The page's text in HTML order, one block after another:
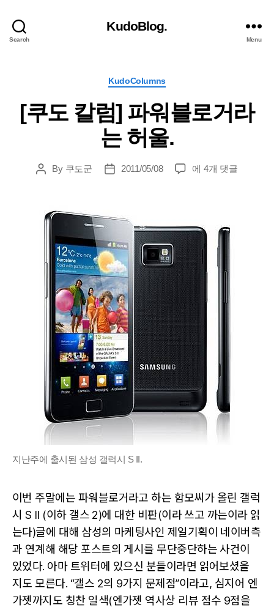
Search
KudoBlog.
Menu
Categories
KudoColumns
[쿠도 칼럼] 파워블로거라
는 허울.
PostBy 쿠도군
Post2011/05/08
[쿠
워
블
로
거
는
울.
에 4개 댓글
지난주에 출시된 삼성 갤럭시 S II.
이번 주말에는 파워블로거라고 하는 함모씨가 올린 갤럭
시 S II (이하 갤스 2)에 대한 비판(이라 쓰고 까는이라 읽
는다)글에 대해 삼성의 마케팅사인 제일기획이 네이버측
과 연계해 해당 포스트의 게시를 무단중단하는 사건이
있었다. 아마 트위터에 있으신 분들이라면 읽어보셨을
지도 모른다. “갤스 2의 9가지 문제점”이라고, 심지어 엔
가젯까지도 칭찬 일색(엔가젯 역사상 리뷰 점수 9점을